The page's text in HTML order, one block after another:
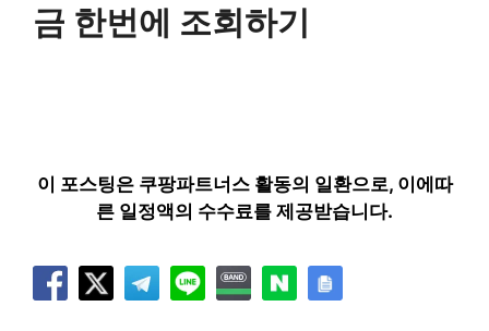
금 한번에 조회하기
이 포스팅은 쿠팡파트너스 활동의 일환으로, 이에따
른 일정액의 수수료를 제공받습니다.